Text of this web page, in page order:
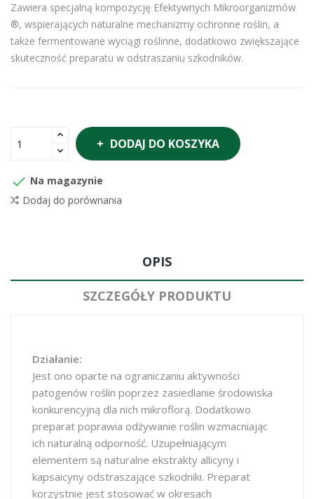
Zawiera specjalną kompozycję Efektywnych Mikroorganizmów
®, wspierających naturalne mechanizmy ochronne roślin, a
także fermentowane wyciągi roślinne, dodatkowo zwiększające
skuteczność preparatu w odstraszaniu szkodników.
DODAJ DO KOSZYKA
 Na magazynie
Dodaj do porównania
OPIS
SZCZEGÓŁY PRODUKTU
Działanie:
Jest ono oparte na ograniczaniu aktywności
patogenów roślin poprzez zasiedlanie środowiska
konkurencyjną dla nich mikroflorą. Dodatkowo
preparat poprawia odżywanie roślin wzmacniając
ich naturalną odporność. Uzupełniającym
elementem są naturalne ekstrakty allicyny i
kapsaicyny odstraszające szkodniki. Preparat
korzystnie jest stosować w okresach